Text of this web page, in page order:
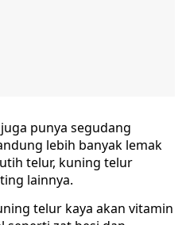
punya segudang
lebih banyak lemak
telur, kuning telur
lainnya.
telur kaya akan vitamin